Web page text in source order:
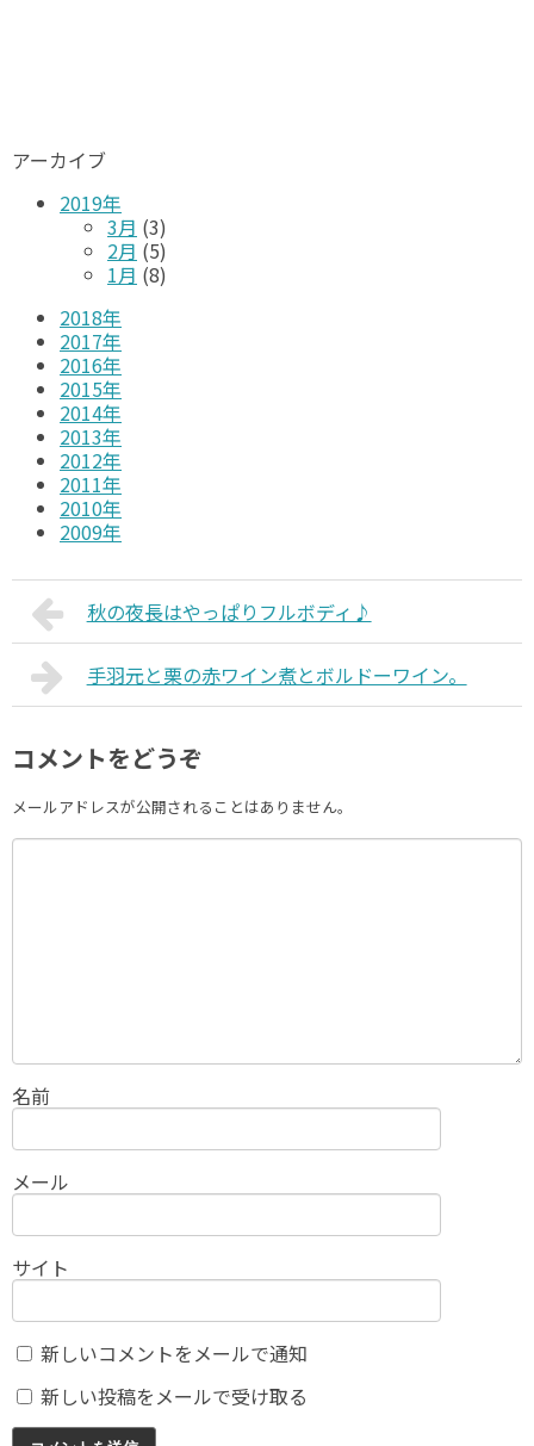
アーカイブ
2019年
3月 (3)
2月 (5)
1月 (8)
2018年
2017年
2016年
2015年
2014年
2013年
2012年
2011年
2010年
2009年
秋の夜長はやっぱりフルボディ♪
手羽元と栗の赤ワイン煮とボルドーワイン。
コメントをどうぞ
メールアドレスが公開されることはありません。
名前
メール
サイト
新しいコメントをメールで通知
新しい投稿をメールで受け取る